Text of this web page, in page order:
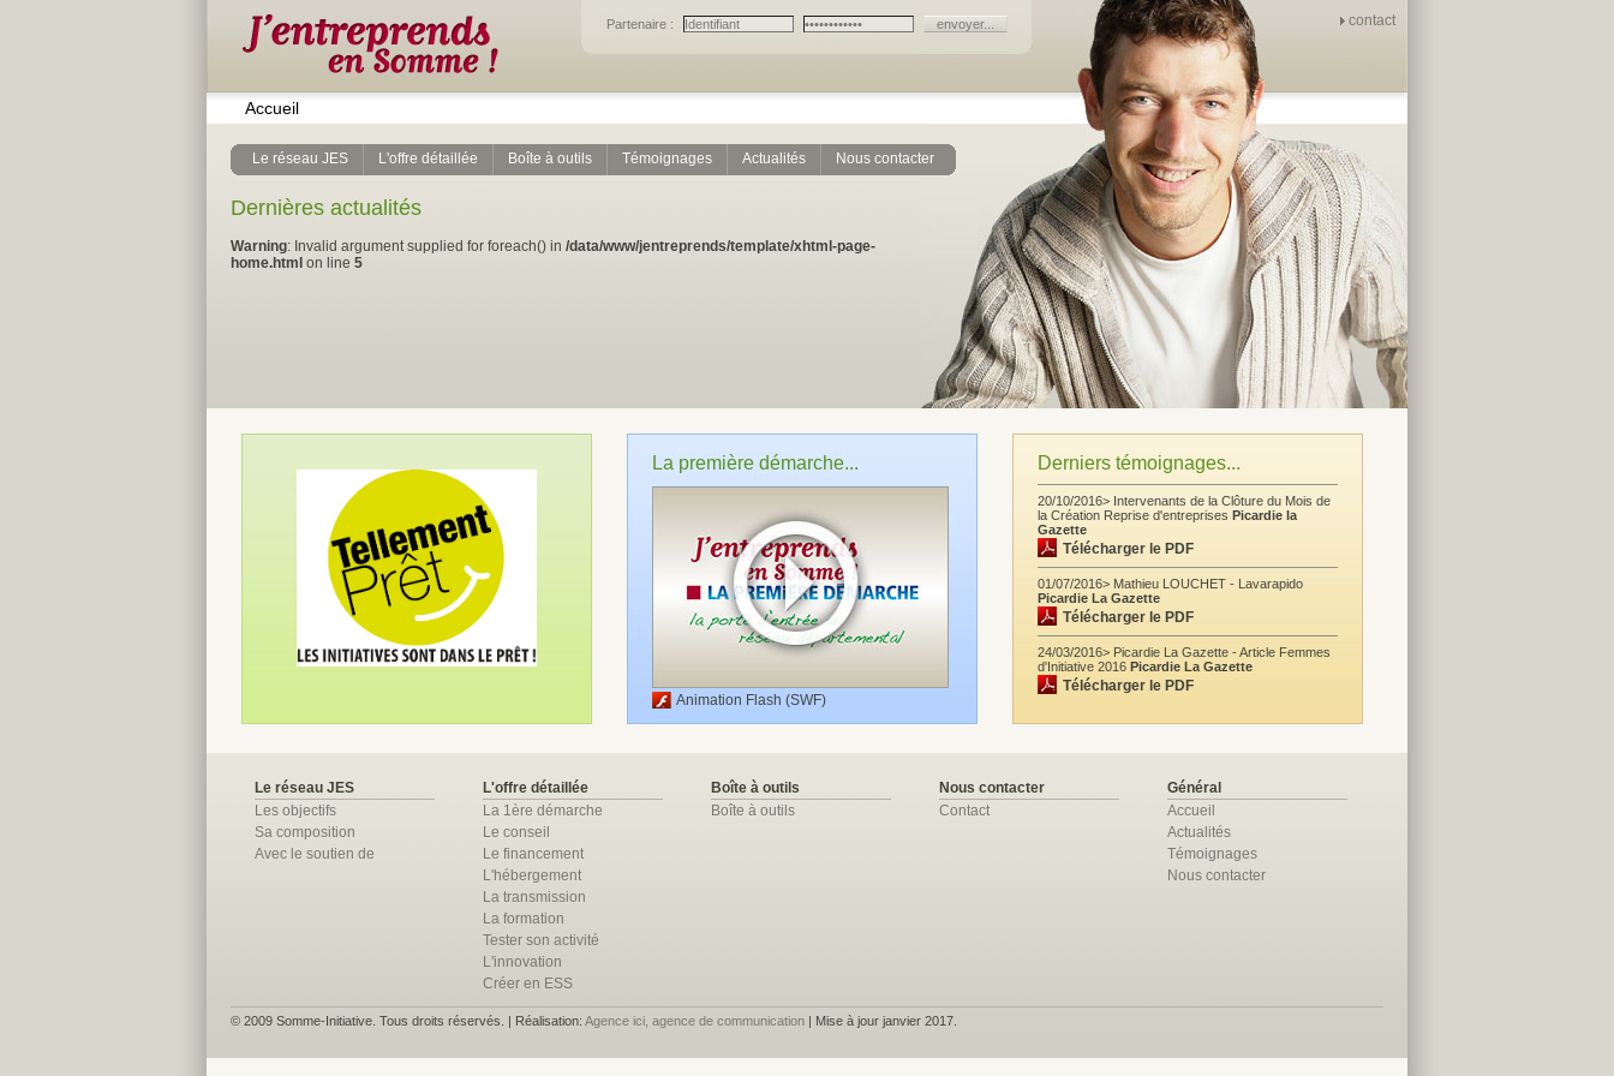
Partenaire : contact
Accueil
Le réseau JES L'offre détaillée Boîte à outils Témoignages Actualités Nous contacter
Dernières actualités
Warning: Invalid argument supplied for foreach() in /data/www/jentreprends/template/xhtml-page-
home.html on line 5
La première démarche...
Animation Flash (SWF)
Derniers témoignages...
20/10/2016> Intervenants de la Clôture du Mois de
la Création Reprise d'entreprises Picardie la
Gazette
Télécharger le PDF
01/07/2016> Mathieu LOUCHET - Lavarapido
Picardie La Gazette
Télécharger le PDF
24/03/2016> Picardie La Gazette - Article Femmes
d'Initiative 2016 Picardie La Gazette
Télécharger le PDF
Le réseau JES
Les objectifs
Sa composition
Avec le soutien de
L'offre détaillée
La 1ère démarche
Le conseil
Le financement
L'hébergement
La transmission
La formation
Tester son activité
L'innovation
Créer en ESS
Boîte à outils
Boîte à outils
Nous contacter
Contact
Général
Accueil
Actualités
Témoignages
Nous contacter
© 2009 Somme-Initiative. Tous droits réservés. | Réalisation: Agence ici, agence de communication | Mise à jour janvier 2017.